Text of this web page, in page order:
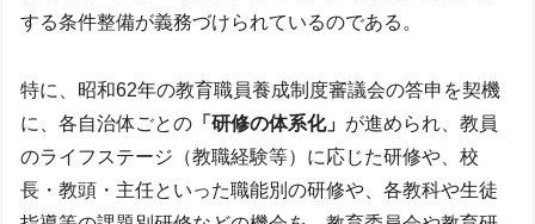
する条件整備が義務づけられているのである。
特に、昭和62年の教育職員養成制度審議会の答申を契機
に、各自治体ごとの 「研修の体系化」 が進められ、教員
のライフステージ（教職経験等）に応じた研修や、校
長・教頭・主任といった職能別の研修や、各教科や生徒